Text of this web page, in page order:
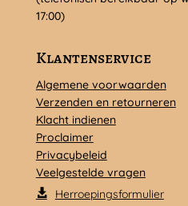
17:00)
Klantenservice
Algemene voorwaarden
Verzenden en retourneren
Klacht indienen
Proclaimer
Privacybeleid
Veelgestelde vragen
Herroepingsformulier